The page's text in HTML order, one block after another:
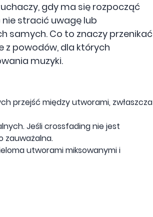
gdy ma się rozpocząć
stracić uwagę lub
samych. Co to znaczy przenikać
z powodów, dla których
muzyki.
przejść między utworami, zwłaszcza
Jeśli crossfading nie jest
zauważalna.
utworami miksowanymi i